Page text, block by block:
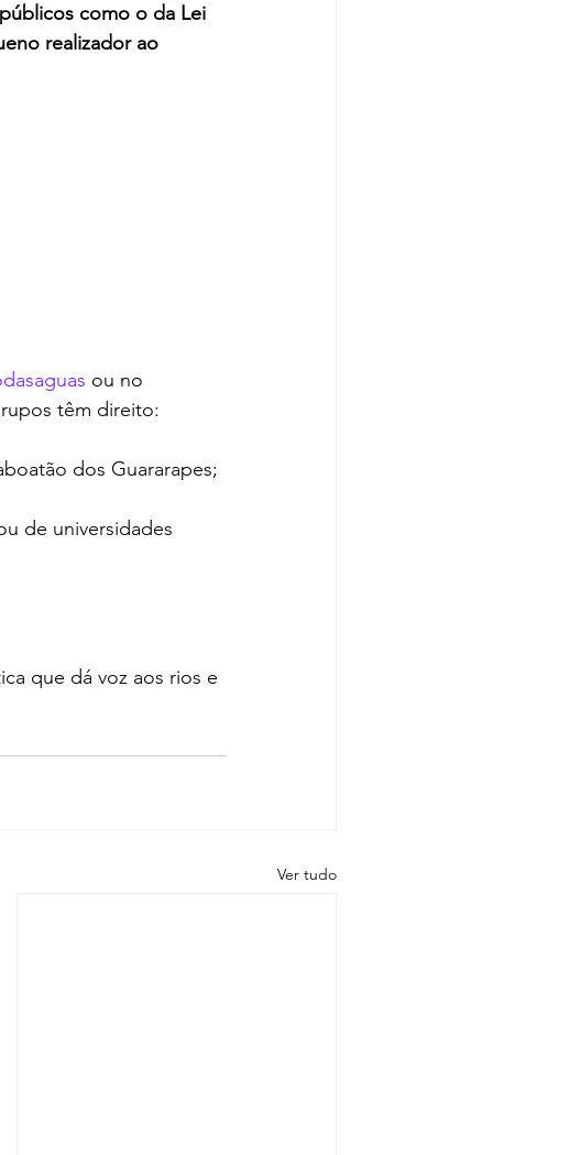
como o da Lei
realizador ao
ou no
têm direito:
dos Guararapes;
de universidades
que dá voz aos rios e
Ver tudo